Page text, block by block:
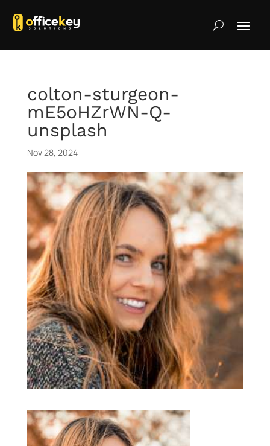
colton-sturgeon-
mE5oHZrWN-Q-
unsplash
Nov 28, 2024